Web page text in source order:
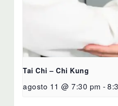
Tai Chi – Chi Kung
agosto 11 @ 7:30 pm -